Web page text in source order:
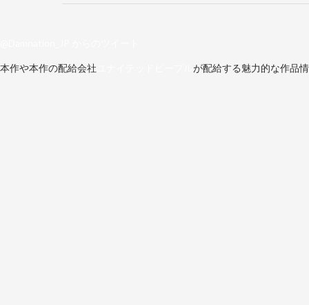
ゲ
シ
本作や本作の配給会社 が配給する魅力的な作品